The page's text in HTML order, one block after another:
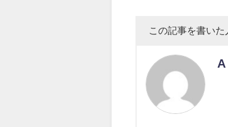
この記事を書いた
A